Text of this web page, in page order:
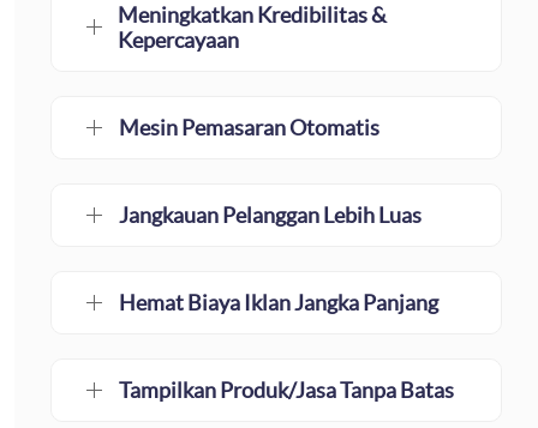
Meningkatkan Kredibilitas &
Kepercayaan
Mesin Pemasaran Otomatis
Jangkauan Pelanggan Lebih Luas
Hemat Biaya Iklan Jangka Panjang
Tampilkan Produk/Jasa Tanpa Batas